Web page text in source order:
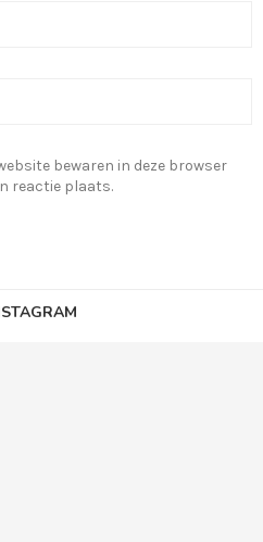
bewaren in deze browser
reactie plaats.